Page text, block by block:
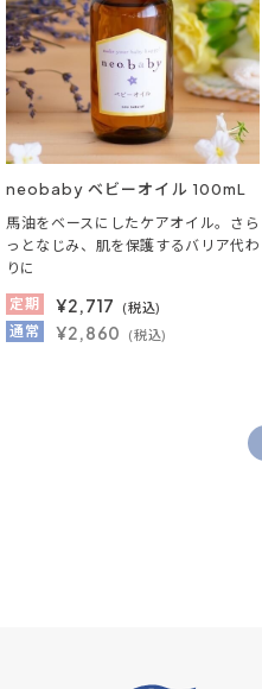
neobaby ベビーオイル 100mL
馬油をベースにしたケアオイル。さら
っとなじみ、肌を保護するバリア代わ
りに
定期
¥2,717 (税込)
通常 ¥2,860 (税込)